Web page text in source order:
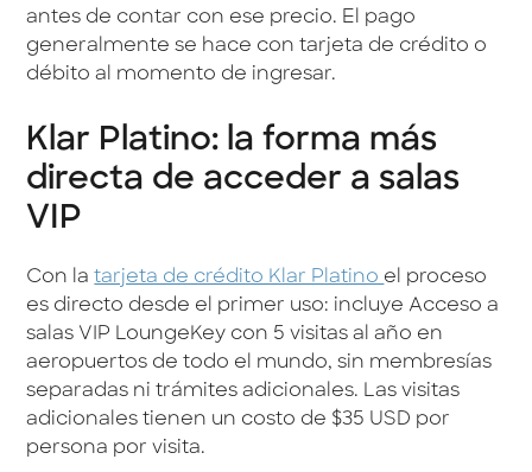
antes de contar con ese precio. El pago
generalmente se hace con tarjeta de crédito o
débito al momento de ingresar.
Klar Platino: la forma más
directa de acceder a salas
VIP
Con latarjeta de crédito Klar Platino el proceso
es directo desde el primer uso: incluye Acceso a
salas VIP LoungeKey con 5 visitas al año en
aeropuertos de todo el mundo, sin membresías
separadas ni trámites adicionales. Las visitas
adicionales tienen un costo de $35 USD por
persona por visita.